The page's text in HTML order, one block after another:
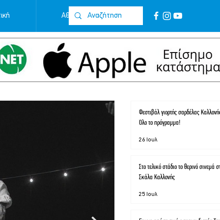
Αθλητικά Επικοινωνία
Φεστιβάλ γιορτής σαρδέλας
Όλο το πρόγραμμα!
26 Ιουλ
Στο τελικό στάδιο το θερινό σινεμά
Σκάλα Καλλονής
25 Ιουλ